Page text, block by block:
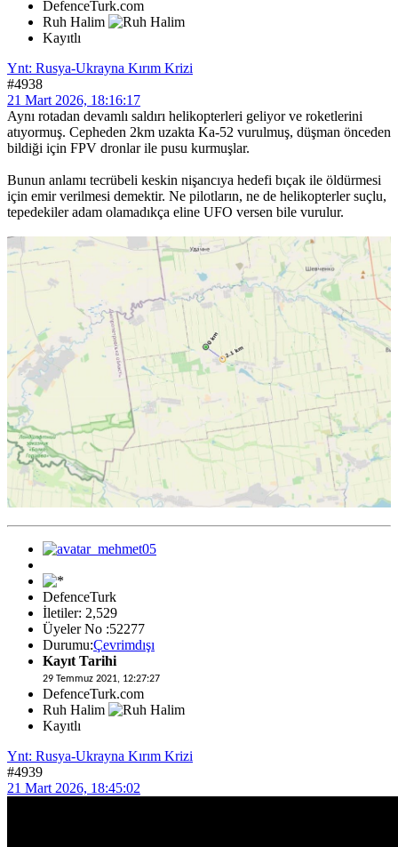
DefenceTurk.com
Ruh Halim
Kayıtlı
Ynt: Rusya-Ukrayna Kırım Krizi
#4938
21 Mart 2026, 18:16:17
Aynı rotadan devamlı saldırı helikopterleri geliyor ve roketlerini
atıyormuş. Cepheden 2km uzakta Ka-52 vurulmuş, düşman önceden
bildiği için FPV dronlar ile pusu kurmuşlar.
Bunun anlamı tecrübeli keskin nişancıya hedefi bıçak ile öldürmesi
için emir verilmesi demektir. Ne pilotların, ne de helikopterler suçlu,
tepedekiler adam olamadıkça eline UFO versen bile vurulur.
DefenceTurk
İletiler: 2,529
Üyeler No :52277
Durumu:Çevrimdışı
Kayıt Tarihi
29 Temmuz 2021, 12:27:27
DefenceTurk.com
Ruh Halim
Kayıtlı
Ynt: Rusya-Ukrayna Kırım Krizi
#4939
21 Mart 2026, 18:45:02